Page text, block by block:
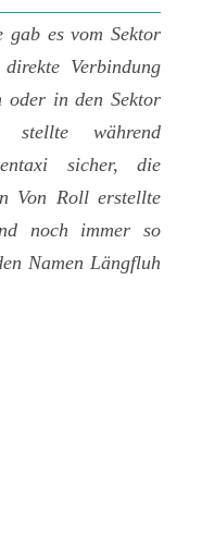
es vom Sektor
Verbindung
oder in den Sektor
stellte während
sicher, die
Von Roll erstellte
noch immer so
Namen Längfluh